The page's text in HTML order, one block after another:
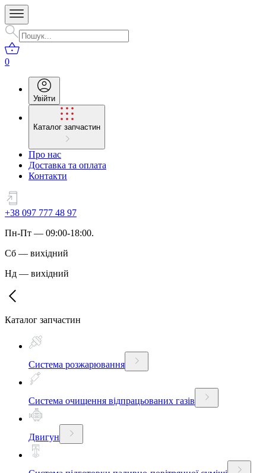
0
Увійти
Каталог запчастин
Про нас
Доставка та оплата
Контакти
+38 097 777 48 97
Пн-Пт — 09:00-18:00.
Сб — вихідний
Нд — вихідний
Каталог запчастин
Система розжарювання
Система очищення відпрацьованих газів
Двигун